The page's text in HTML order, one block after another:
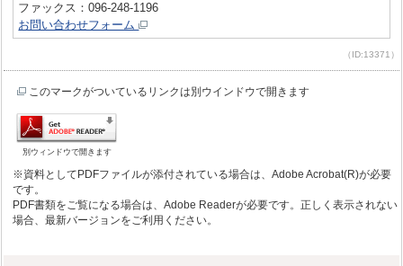
ファックス：096-248-1196
お問い合わせフォーム
（ID:13371）
このマークがついているリンクは別ウインドウで開きます
別ウィンドウで開きます
※資料としてPDFファイルが添付されている場合は、Adobe Acrobat(R)が必要
です。
PDF書類をご覧になる場合は、Adobe Readerが必要です。正しく表示されない
場合、最新バージョンをご利用ください。